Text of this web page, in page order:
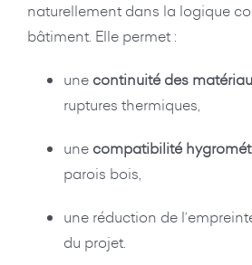
naturellement dans la logique
bâtiment. Elle permet :
une continuité des
ruptures thermiques,
une compatibilité
parois bois,
une réduction de
du projet.